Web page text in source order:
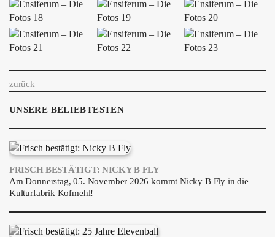
zurück
UNSERE BELIEBTESTEN
FRISCH BESTÄTIGT: NICKY B FLY
Am Donnerstag, 05. November 2026 kommt Nicky B Fly in die
Kulturfabrik Kofmehl!